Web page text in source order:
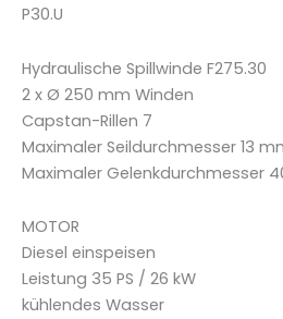
P30.U
Hydraulische Spillwinde F275.30
2 x Ø 250 mm Winden
Capstan-Rillen 7
Maximaler Seildurchmesser 13
Maximaler Gelenkdurchmesser
MOTOR
Diesel einspeisen
Leistung 35 PS / 26 kW
kühlendes Wasser